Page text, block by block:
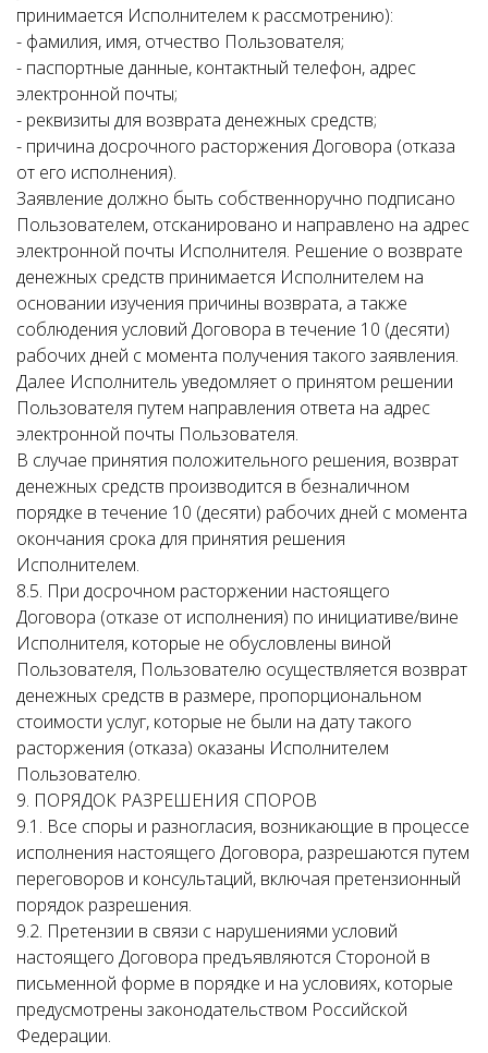
принимается Исполнителем к рассмотрению):
- фамилия, имя, отчество Пользователя;
- паспортные данные, контактный телефон, адрес
электронной почты;
- реквизиты для возврата денежных средств;
- причина досрочного расторжения Договора (отказа
от его исполнения).
Заявление должно быть собственноручно подписано
Пользователем, отсканировано и направлено на адрес
электронной почты Исполнителя. Решение о возврате
денежных средств принимается Исполнителем на
основании изучения причины возврата, а также
соблюдения условий Договора в течение 10 (десяти)
рабочих дней с момента получения такого заявления.
Далее Исполнитель уведомляет о принятом решении
Пользователя путем направления ответа на адрес
электронной почты Пользователя.
В случае принятия положительного решения, возврат
денежных средств производится в безналичном
порядке в течение 10 (десяти) рабочих дней с момента
окончания срока для принятия решения
Исполнителем.
8.5. При досрочном расторжении настоящего
Договора (отказе от исполнения) по инициативе/вине
Исполнителя, которые не обусловлены виной
Пользователя, Пользователю осуществляется возврат
денежных средств в размере, пропорциональном
стоимости услуг, которые не были на дату такого
расторжения (отказа) оказаны Исполнителем
Пользователю.
9. ПОРЯДОК РАЗРЕШЕНИЯ СПОРОВ
9.1. Все споры и разногласия, возникающие в процессе
исполнения настоящего Договора, разрешаются путем
переговоров и консультаций, включая претензионный
порядок разрешения.
9.2. Претензии в связи с нарушениями условий
настоящего Договора предъявляются Стороной в
письменной форме в порядке и на условиях, которые
предусмотрены законодательством Российской
Федерации.